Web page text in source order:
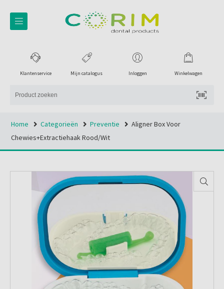
Winkelwagen
Inloggen
Mijn catalogus
Klantenservice
Home Categorieën Preventie
Aligner Box Voor
Chewies+extractiehaak Rood/wit